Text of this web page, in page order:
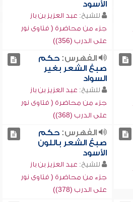
الأسود
للشيخ: عبد العزيز بن باز
جزء من محاضرة ( فتاوى نور
على الدرب (356))
الفهرس:حكم
صبغ الشعر بغير
السواد
للشيخ: عبد العزيز بن باز
جزء من محاضرة ( فتاوى نور
على الدرب (368))
الفهرس:حكم
صبغ الشعر باللون
الأسود
للشيخ: عبد العزيز بن باز
جزء من محاضرة ( فتاوى نور
على الدرب (378))